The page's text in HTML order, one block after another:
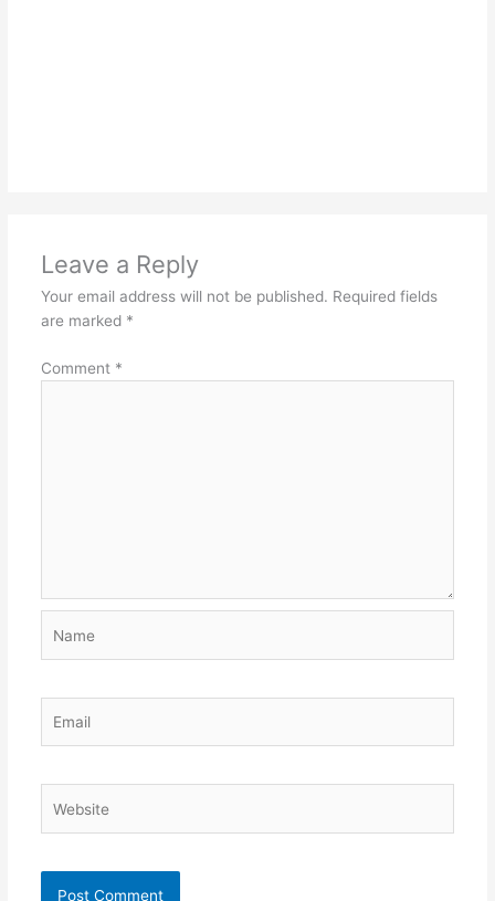
Leave a Reply
Your email address will not be published. Required fields
are marked *
Comment *